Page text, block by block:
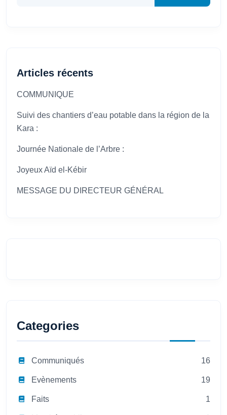
Articles récents
COMMUNIQUE
Suivi des chantiers d’eau potable dans la région de la
Kara :
Journée Nationale de l’Arbre :
Joyeux Aïd el-Kébir
MESSAGE DU DIRECTEUR GÉNÉRAL
Categories
Communiqués 16
Evènements 19
Faits 1